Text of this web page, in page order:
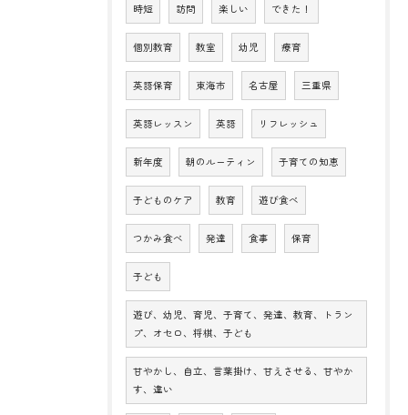
時短 訪問 楽しい できた！
個別教育 教室 幼児 療育
英語保育 東海市 名古屋 三重県
英語レッスン 英語 リフレッシュ
新年度 朝のルーティン 子育ての知恵
子どものケア 教育 遊び食べ
つかみ食べ 発達 食事 保育
子ども
遊び、幼児、育児、子育て、発達、教育、トラン
プ、オセロ、将棋、子ども
甘やかし、自立、言葉掛け、甘えさせる、甘やか
す、違い